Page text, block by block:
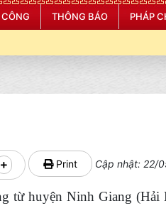
THÔNG BÁO PHÁP
Print Cập nhật: 22/
từ huyện Ninh Giang (Hải